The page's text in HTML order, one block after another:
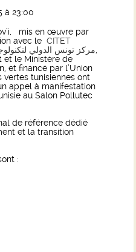
à 23:00
mis en œuvre par
avec le CITET
مركز تونس الدولي
et le Ministère de
et financé par l’Union
vertes tunisiennes ont
appel à manifestation
au Salon Pollutec
de référence dédié
et la transition
: